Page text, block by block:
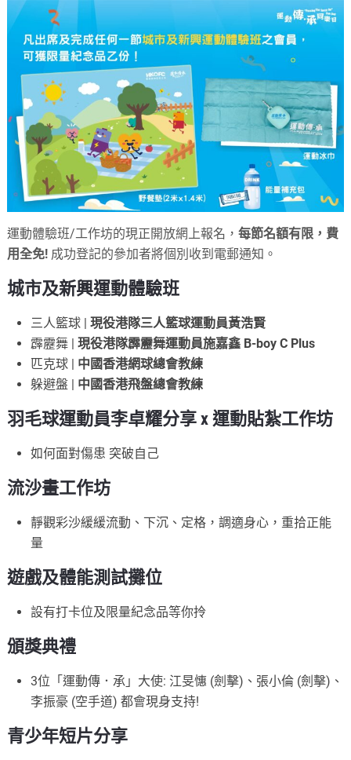
運動體驗班/工作坊的現正開放網上報名，每節名額有限， 費
用全免! 成功登記的參加者將個別收到電郵通知。
城市及新興運動體驗班
三人籃球 |現役港隊三人籃球運動員黃浩賢
霹靂舞 |現役港隊霹靂舞運動員施嘉鑫 B-boy C Plus
匹克球 | 中國香港網球總會教練
躲避盤 | 中國香港飛盤總會教練
羽毛球運動員李卓耀分享 x 運動貼紮工作坊
如何面對傷患 突破自己
流沙畫工作坊
靜觀彩沙緩緩流動、下沉、定格，調適身心，重拾正能
量
遊戲及體能測試攤位
設有打卡位及限量紀念品等你拎
頒獎典禮
3位「運動傳．承」大使: 江旻憓 (劍擊)、張小倫 (劍擊)、
李振豪 (空手道) 都會現身支持!
青少年短片分享